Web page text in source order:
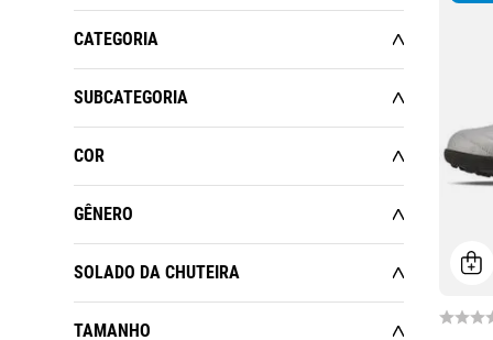
ESPORTES
MASCULINO
CATEGORIA
CALÇADOS
FUTEBOL
SUBCATEGORIA
COR
Multicolor Prata
GÊNERO
MENINAS
MENINOS
SOLADO DA CHUTEIRA
CAMPO
TAMANHO 38